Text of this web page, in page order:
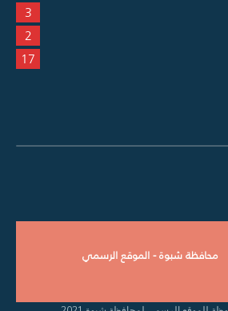
3
2
17
محافظة شبوة - الموقع الرسمي